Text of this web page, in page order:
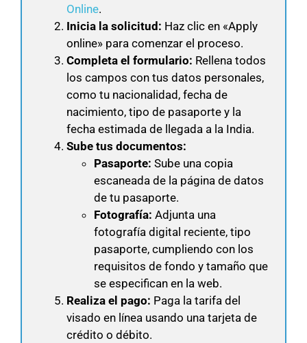
Online.
Inicia la solicitud: Haz clic en «Apply
online» para comenzar el proceso.
Completa el formulario: Rellena todos
los campos con tus datos personales,
como tu nacionalidad, fecha de
nacimiento, tipo de pasaporte y la
fecha estimada de llegada a la India.
Sube tus documentos:
Pasaporte: Sube una copia
escaneada de la página de datos
de tu pasaporte.
Fotografía: Adjunta una
fotografía digital reciente, tipo
pasaporte, cumpliendo con los
requisitos de fondo y tamaño que
se especifican en la web.
Realiza el pago: Paga la tarifa del
visado en línea usando una tarjeta de
crédito o débito.